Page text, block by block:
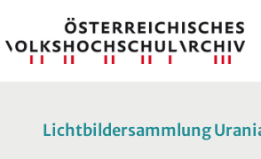
Lichtbildersammlung